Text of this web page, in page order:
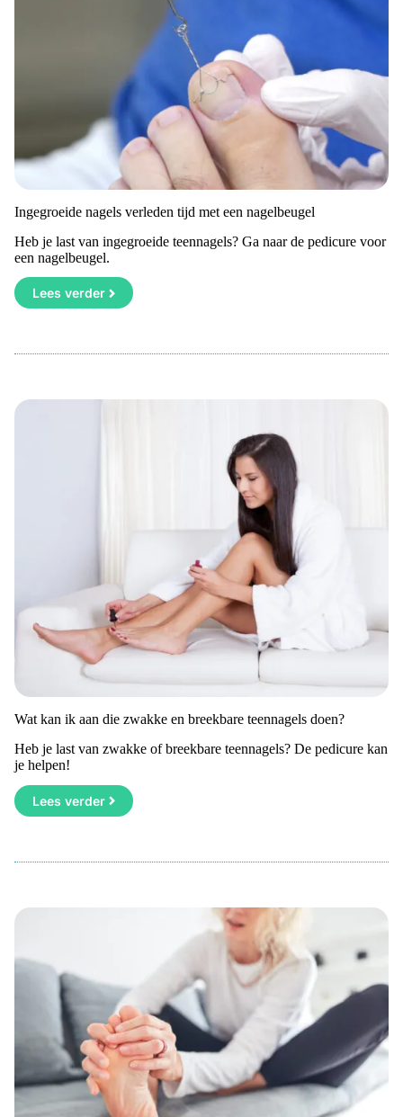
Ingegroeide nagels verleden tijd met een nagelbeugel
Heb je last van ingegroeide teennagels? Ga naar de pedicure voor
een nagelbeugel.
Lees verder
Wat kan ik aan die zwakke en breekbare teennagels doen?
Heb je last van zwakke of breekbare teennagels? De pedicure kan
je helpen!
Lees verder